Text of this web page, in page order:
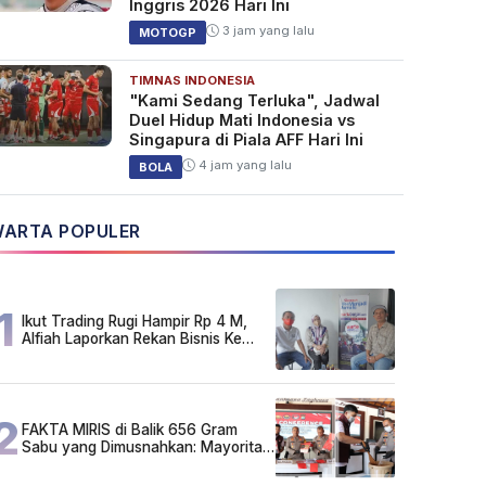
Inggris 2026 Hari Ini
MOTOGP 3 jam yang lalu
TIMNAS INDONESIA
"Kami Sedang Terluka", Jadwal
Duel Hidup Mati Indonesia vs
Singapura di Piala AFF Hari Ini
BOLA 4 jam yang lalu
POPULER
Ikut Trading Rugi Hampir Rp 4 M,
Alfiah Laporkan Rekan Bisnis Ke
FAKTA MIRIS di Balik 656 Gram
Sabu yang Dimusnahkan: Mayoritas